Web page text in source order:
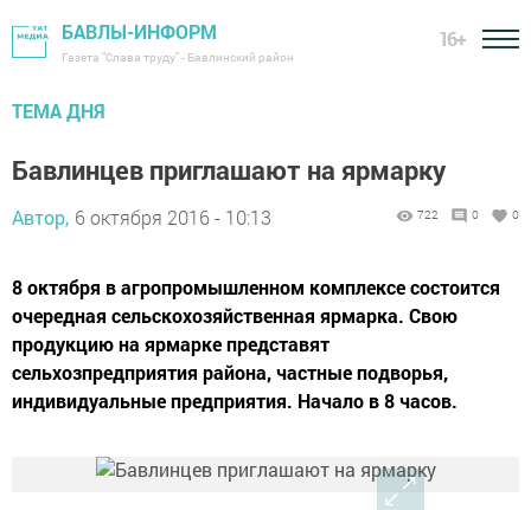
БАВЛЫ-ИНФОРМ
Газета "Слава труду" - Бавлинский район
16+
ТЕМА ДНЯ
Бавлинцев приглашают на ярмарку
Автор, 6 октября 2016 - 10:13 722 0 0
8 октября в агропромышленном комплексе состоится
очередная сельскохозяйственная ярмарка. Свою
продукцию на ярмарке представят
сельхозпредприятия района, частные подворья,
индивидуальные предприятия. Начало в 8 часов.